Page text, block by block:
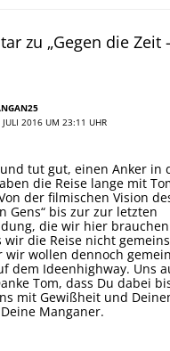
zu „Gegen die Zeit
2016 UM 23:11 UHR
tut gut, einen Anker in
die Reise lange mit
der filmischen Vision
Gens“ bis zur zur letzten
die wir hier
wir die Reise nicht
wir wollen dennoch
dem Ideenhighway. Uns
Tom, dass Du dabei
mit Gewißheit und
Manganer.